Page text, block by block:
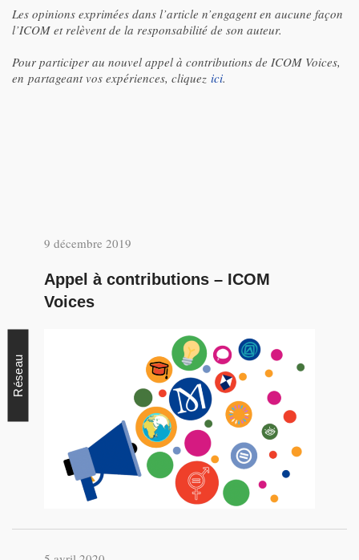
Les opinions exprimées dans l’article n’engagent en aucune façon
l’ICOM et relèvent de la responsabilité de son auteur.
Pour participer au nouvel appel à contributions de ICOM Voices,
en partageant vos expériences, cliquez ici.
9 décembre 2019
Appel à contributions – ICOM
Voices
Réseau